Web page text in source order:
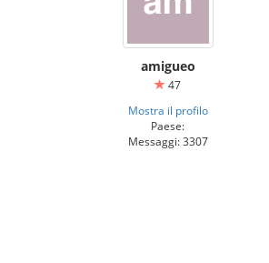
amigueo
47
Mostra il profilo
Paese:
Messaggi: 3307